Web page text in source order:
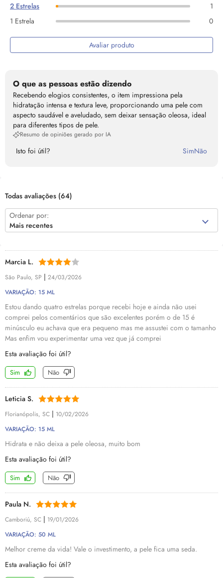
2 Estrelas
1
1 Estrela
0
Avaliar produto
O que as pessoas estão dizendo
Recebendo elogios consistentes, o item impressiona pela
hidratação intensa e textura leve, proporcionando uma pele com
aspecto saudável e aveludado, sem deixar sensação oleosa, ideal
para diferentes tipos de pele.
Resumo de opiniões gerado por IA
Isto foi útil? SimNão
Todas avaliações (64)
Ordenar por:
Mais recentes
Marcia L.
São Paulo, SP | 24/03/2026
VARIAÇÃO: 15 ML
Estou dando quatro estrelas porque recebi hoje e ainda não usei
comprei pelos comentários que são excelentes porém o de 15 é
minúsculo eu achava que era pequeno mas me assustei com o tamanho
Mas enfim vou experimentar uma vez que já comprei
Esta avaliação foi útil?
Sim Não
Leticia S.
Florianópolis, SC | 10/02/2026
VARIAÇÃO: 15 ML
Hidrata e não deixa a pele oleosa, muito bom
Esta avaliação foi útil?
Sim Não
Paula N.
Camboriú, SC | 19/01/2026
VARIAÇÃO: 50 ML
Melhor creme da vida! Vale o investimento, a pele fica uma seda.
Esta avaliação foi útil?